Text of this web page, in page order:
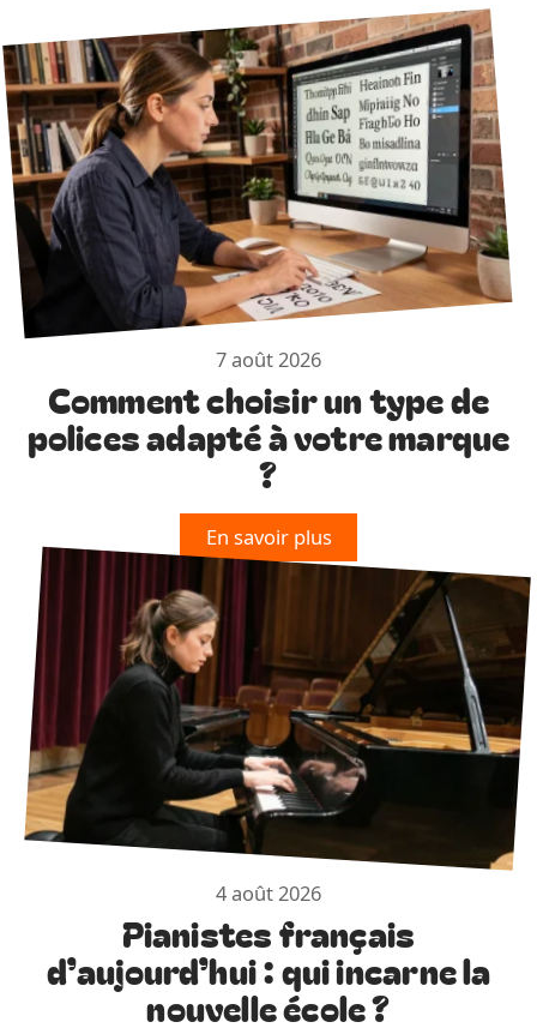
7 août 2026
Comment choisir un type de
polices adapté à votre marque
?
En savoir plus
4 août 2026
Pianistes français
d’aujourd’hui : qui incarne la
nouvelle école ?